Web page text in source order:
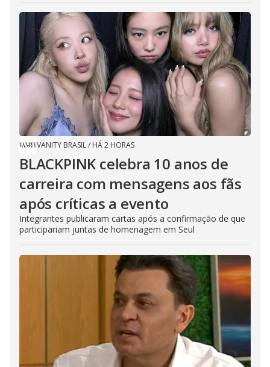
VANITY BRASIL/ HÁ 2 HORAS
BLACKPINK celebra 10 anos de
carreira com mensagens aos fãs
após críticas a evento
Integrantes publicaram cartas após a confirmação de que
participariam juntas de homenagem em Seul